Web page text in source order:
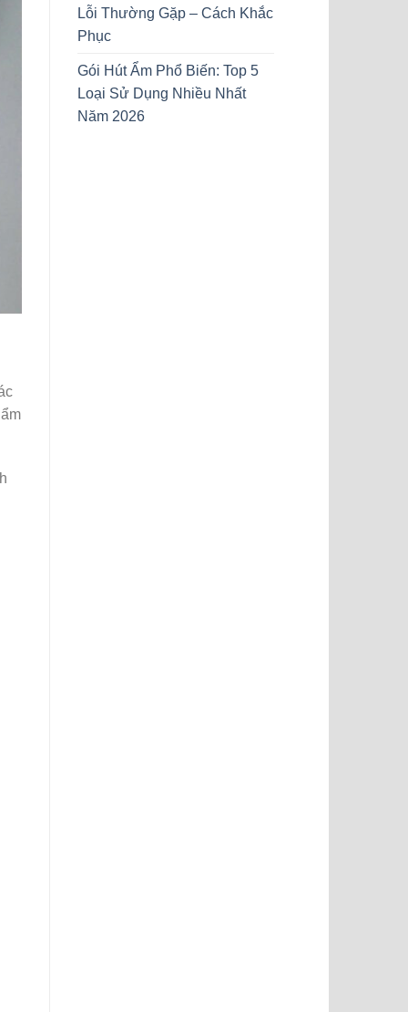
Lỗi Thường Gặp – Cách Khắc
Phục
Gói Hút Ẩm Phổ Biến: Top 5
Loại Sử Dụng Nhiều Nhất
Năm 2026